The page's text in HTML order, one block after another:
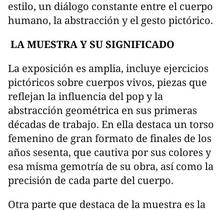
estilo, un diálogo constante entre el cuerpo
humano, la abstracción y el gesto pictórico.
LA MUESTRA Y SU SIGNIFICADO
La exposición es amplia, incluye ejercicios
pictóricos sobre cuerpos vivos, piezas que
reflejan la influencia del pop y la
abstracción geométrica en sus primeras
décadas de trabajo. En ella destaca un torso
femenino de gran formato de finales de los
años sesenta, que cautiva por sus colores y
esa misma gemotría de su obra, así como la
precisión de cada parte del cuerpo.
Otra parte que destaca de la muestra es la